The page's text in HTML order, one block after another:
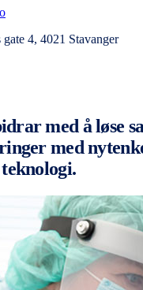
4, 4021 Stavanger
med å løse
med